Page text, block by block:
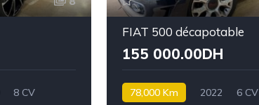
8 CV
FIAT 500 décapotable
155 000.00DH
78,000 Km 2022
6 CV